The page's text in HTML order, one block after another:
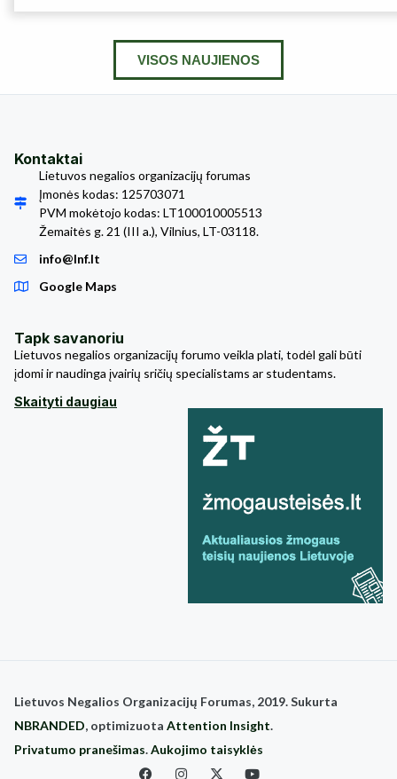
VISOS NAUJIENOS
Kontaktai
Lietuvos negalios organizacijų forumas
Įmonės kodas: 125703071
PVM mokėtojo kodas: LT100010005513
Žemaitės g. 21 (III a.), Vilnius, LT-03118.
info@lnf.lt
Google Maps
Tapk savanoriu
Lietuvos negalios organizacijų forumo veikla plati, todėl gali būti
įdomi ir naudinga įvairių sričių specialistams ar studentams.
Skaityti daugiau
Lietuvos Negalios Organizacijų Forumas, 2019. Sukurta
NBRANDED, optimizuota Attention Insight.
Privatumo pranešimas.Aukojimo taisyklės